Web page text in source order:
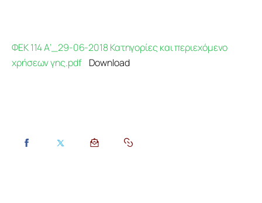
ΦΕΚ 114 Α’_29-06-2018 Κατηγορίες και περιεχόμενο
χρήσεων γης.pdf
Download